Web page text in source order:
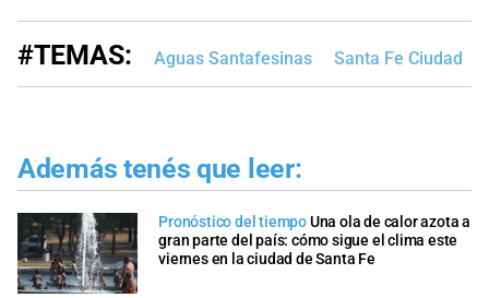
#TEMAS: Aguas Santafesinas Santa Fe Ciudad
Además tenés que leer:
Pronóstico del tiempoUna ola de calor azota a
gran parte del país: cómo sigue el clima este
viernes en la ciudad de Santa Fe